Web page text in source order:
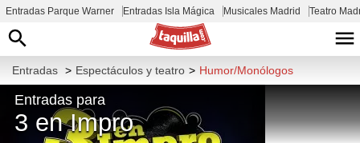
Entradas Parque Warner Entradas Isla Mágica Musicales Madrid Teatro
Entradas > Espectáculos y teatro > Humor/Monólogos
Entradas para
3 en Impro